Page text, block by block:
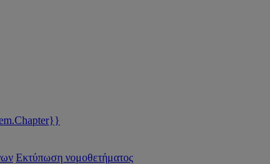
Εκτύπωση νομοθετήματος